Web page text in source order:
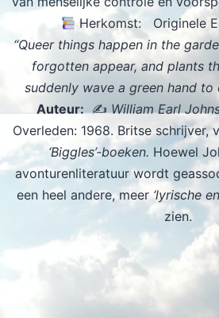
Herkomst: Originele
“Queer things happen in the
forgotten appear, and plants
suddenly wave a green hand to
Auteur: ✍️ William Earl
Overleden: 1968. Britse schrijver,
‘Biggles’-boeken. Hoewel
avonturenliteratuur wordt
een heel andere, meer ‘lyrische
zien.